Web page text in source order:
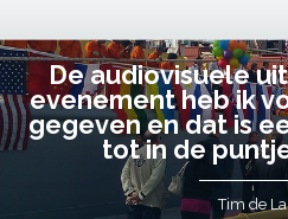
De audiovisuele
evenement heb ik
gegeven en dat is
tot in de
Tim de